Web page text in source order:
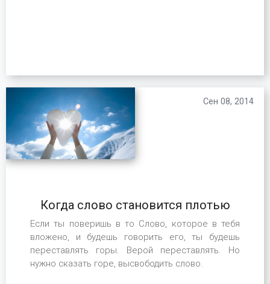
Когда слово становится плотью
Если ты поверишь в то Слово, которое в тебя
вложено, и будешь говорить его, ты будешь
переставлять горы. Верой переставлять. Но
нужно сказать горе, высвободить слово.
Сен 08, 2014